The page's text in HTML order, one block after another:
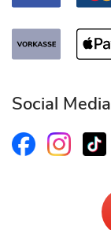
Social Media